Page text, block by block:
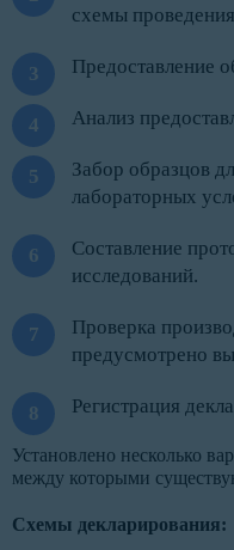
схемы
Предоставление
Анализ
Забор образцов
лабораторных
Составление
исследований.
Проверка
предусмотрено
Регистрация
Установлено несколько
между которыми
Схемы декларирования: